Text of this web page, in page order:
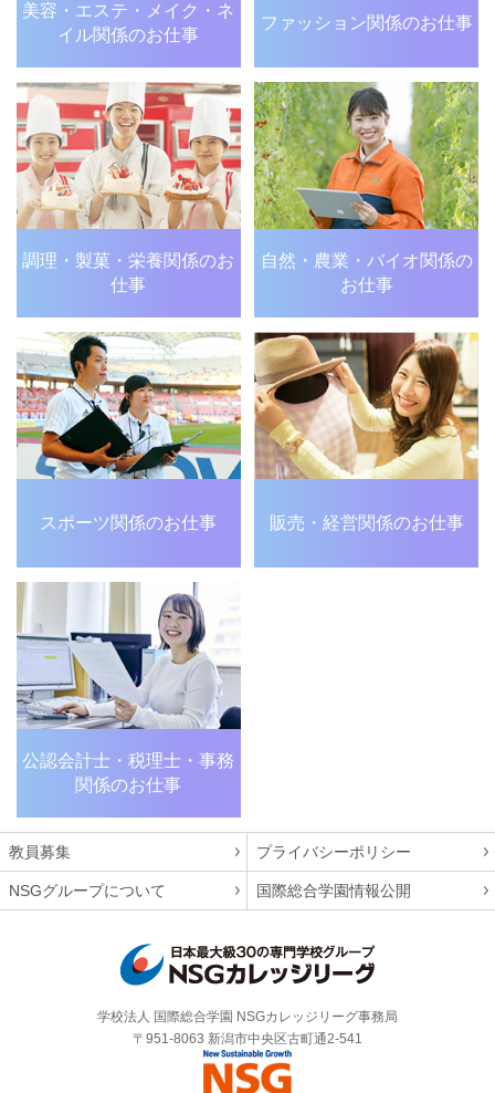
美容・エステ・メイク・ ネ
イル関係のお仕事
ファッション関係のお仕事
調理・製菓・栄養関係のお
仕事
自然・農業・バイオ関係の
お仕事
スポーツ関係のお仕事 販売・経営関係のお仕事
公認会計士・税理士・事務
関係のお仕事
教員募集 プライバシーポリシー
NSGグループについて 国際総合学園情報公開
学校法人 国際総合学園 NSGカレッジリーグ事務局
〒951-8063 新潟市中央区古町通2-541